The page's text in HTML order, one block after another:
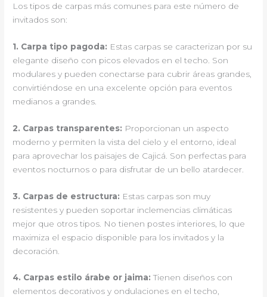
Los tipos de carpas más comunes para este número de
invitados son:
1. Carpa tipo pagoda: Estas carpas se caracterizan por su
elegante diseño con picos elevados en el techo. Son
modulares y pueden conectarse para cubrir áreas grandes,
convirtiéndose en una excelente opción para eventos
medianos a grandes.
2. Carpas transparentes: Proporcionan un aspecto
moderno y permiten la vista del cielo y el entorno, ideal
para aprovechar los paisajes de Cajicá. Son perfectas para
eventos nocturnos o para disfrutar de un bello atardecer.
3. Carpas de estructura: Estas carpas son muy
resistentes y pueden soportar inclemencias climáticas
mejor que otros tipos. No tienen postes interiores, lo que
maximiza el espacio disponible para los invitados y la
decoración.
4. Carpas estilo árabe or jaima: Tienen diseños con
elementos decorativos y ondulaciones en el techo,